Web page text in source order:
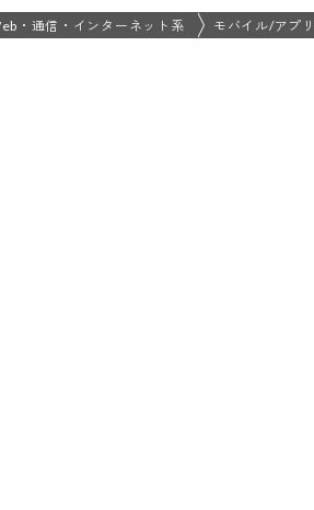
・通信・インターネット系 モバイル/アプ